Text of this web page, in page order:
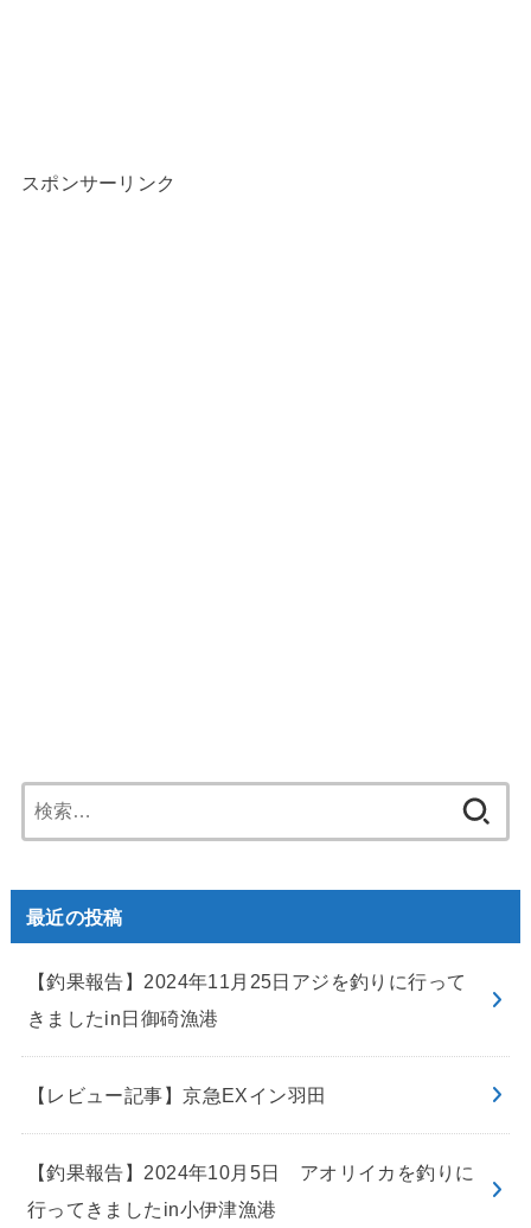
スポンサーリンク
索:
最近の投稿
【釣果報告】2024年11月25日アジを釣りに行って
きましたin日御碕漁港
【レビュー記事】京急EXイン羽田
【釣果報告】2024年10月5日 アオリイカを釣りに
行ってきましたin小伊津漁港